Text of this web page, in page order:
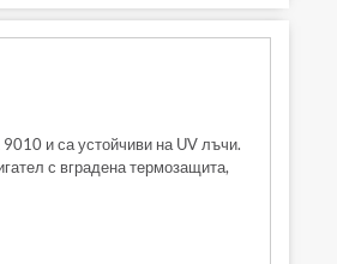
9010 и са устойчиви на UV лъчи.
с вградена термозащита,